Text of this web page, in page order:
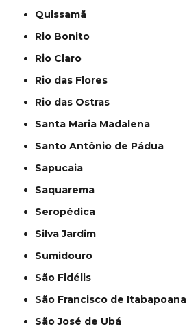
Quissamã
Rio Bonito
Rio Claro
Rio das Flores
Rio das Ostras
Santa Maria Madalena
Santo Antônio de Pádua
Sapucaia
Saquarema
Seropédica
Silva Jardim
Sumidouro
São Fidélis
São Francisco de Itabapoana
São José de Ubá